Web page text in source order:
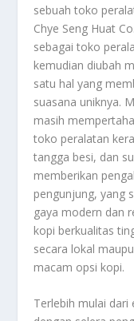
sebuah toko
Chye Seng Huat
sebagai toko
kemudian diubah
satu hal yang
suasana uniknya.
masih
toko peralatan
tangga besi, dan
memberikan
pengunjung, yang
gaya modern dan
kopi berkualitas
secara lokal
macam opsi kopi.
Terlebih mulai dari